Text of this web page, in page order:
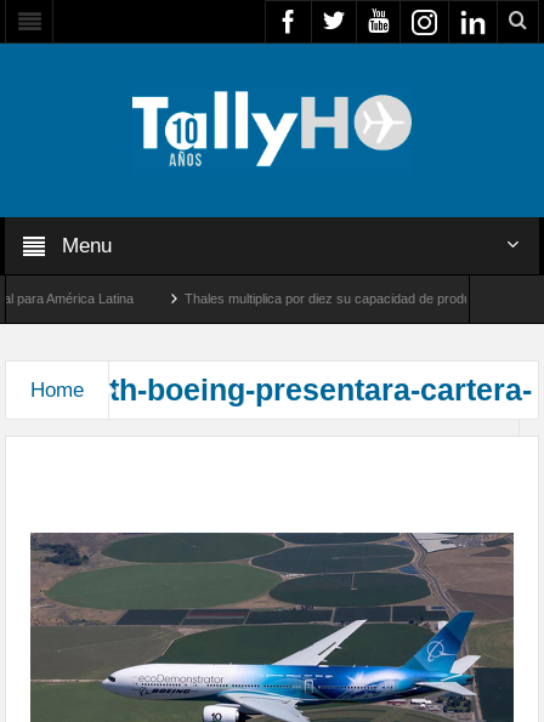
Menu
América Latina Thales multiplica por diez su capacidad de producción de
Home th-boeing-presentara-cartera-
productos-en-farnborough-2024